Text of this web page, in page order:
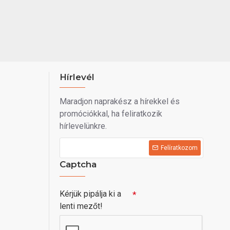
Hírlevél
Maradjon naprakész a hírekkel és
promóciókkal, ha feliratkozik
hírlevelünkre.
Felíratkozom
Captcha
Kérjük pipálja ki a
lenti mezőt!